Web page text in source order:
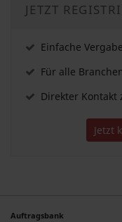
JETZT
Einfache
Für alle
Direkter Kontakt
Jetzt
Auftragsbank